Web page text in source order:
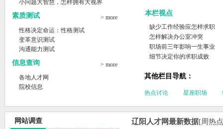
小问题大智慧，怎样拥有大视界
素质测试
> more
性格决定命运：性格测试
变革意识测试
沟通能力测试
信息查询
> more
各地人才网
院校信息
本栏视点
缺少工作经验应怎样求职
怎样解决办公室冲突
职场前三年影响一生事业
细节决定你的求职成败
其他栏目导航：
热点讨论 星座职场
网站调查 辽阳人才网最新数据[周热